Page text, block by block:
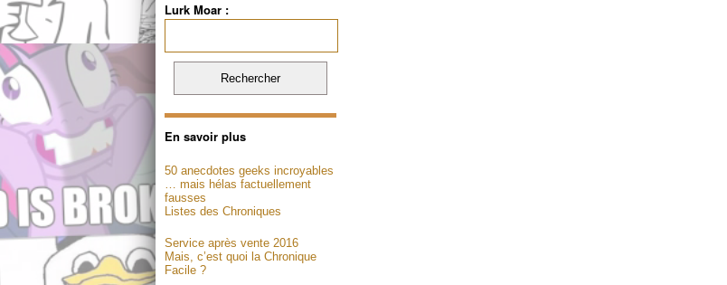
Lurk Moar :
En savoir plus
50 anecdotes geeks incroyables
… mais hélas factuellement
fausses
Listes des Chroniques
Service après vente 2016
Mais, c’est quoi la Chronique
Facile ?